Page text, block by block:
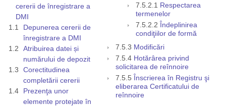
cererii de înregistrare a
DMI
Depunerea cererii de
înregistrare a DMI
Atribuirea datei și
numărului de depozit
Corectitudinea
completării cererii
Prezenţa unor
elemente protejate în
7.5.2.1 Respectarea
termenelor
7.5.2.2
Îndeplinirea
condiţiilor de formă
7.5.3 Modificări
7.5.4 Hotărârea privind
solicitarea de reînnoire
7.5.5
Înscrierea în Registru şi
eliberarea Certificatului de
reînnoire